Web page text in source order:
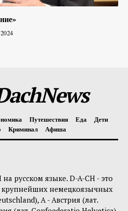
Путешествия Еда
Дети
Криминал Афиша
русском языке. D-A-CH - это
крупнейших немецкоязычных
A - Австрия (лат.